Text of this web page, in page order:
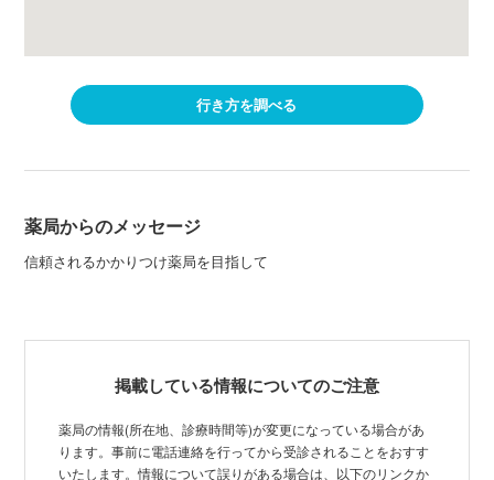
行き方を調べる
薬局からのメッセージ
信頼されるかかりつけ薬局を目指して
掲載している情報についてのご注意
薬局の情報(所在地、診療時間等)が変更になっている場合があ
ります。事前に電話連絡を行ってから受診されることをおすす
いたします。情報について誤りがある場合は、以下のリンクか